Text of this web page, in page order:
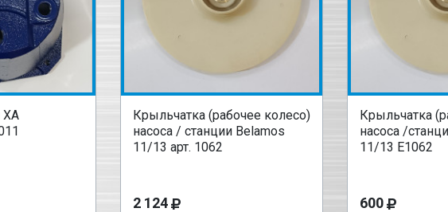
XA
Крыльчатка (рабочее колесо)
насоса / станции Belamos
11/13 арт. 1062
2 124
Крыльчатка
насоса /
11/13 Е1062
600